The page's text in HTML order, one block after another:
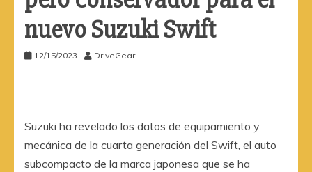
nuevo Suzuki Swift
12/15/2023 DriveGear
Suzuki ha revelado los datos de equipamiento y
mecánica de la cuarta generación del Swift, el auto
subcompacto de la marca japonesa que se ha